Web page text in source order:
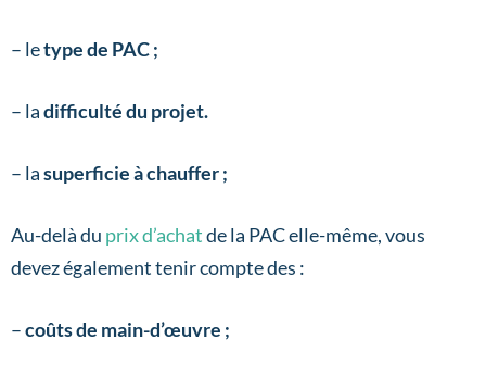
– letype de PAC ;
– ladifficulté du projet.
– lasuperficie à chauffer ;
Au-delà du prix d’achatde la PAC elle-même, vous
devez également tenir compte des :
–coûts de main-d’œuvre ;